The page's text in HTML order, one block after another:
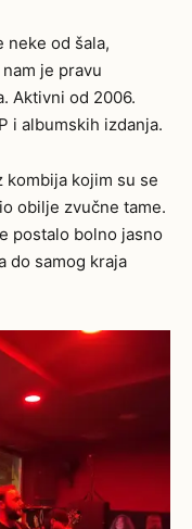
neke od šala,
je pravu
Aktivni od 2006.
i albumskih izdanja.
kombija kojim su se
obilje zvučne tame.
postalo bolno jasno
do samog kraja